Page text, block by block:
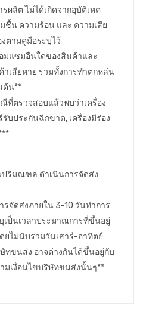
ลิต ไม่ได้เกิดจากอุบัติเหต
ชื้น ความร้อน และ ความเสีย
ตามคู่มือระบุไว้
มแซมอื่นใดของสินค้าและ
เสียหาย รวมทั้งการทำตกหล่น
ต้น**
ที่ตรวจสอบแล้วพบว่าเครื่อง
บประกันฉีกขาด, เครื่องมีร่อง
ปริมณฑล ดำเนินการจัดส่ง
รจัดส่งภายใน 3-10 วันทำการ
เป็นเวลาประมาณการที่ขึ้นอยู่
ยไม่นับรวมวันเสาร์-อาทิตย์
ทขนส่ง อาจต่างกันได้ขึ้นอยู่กับ
มเงื่อนไขบริษัทขนส่งนั้นๆ**